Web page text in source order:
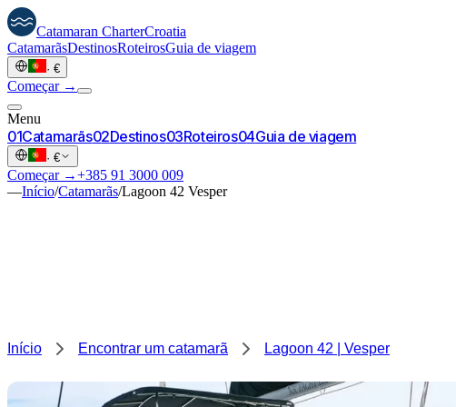
Catamaran CharterCroatia
CatamarãsDestinosRoteirosGuia de viagem
· €
Começar →
Menu
01Catamarãs02Destinos03Roteiros04Guia de viagem
· €
Começar →+385 91 3000 009
—Início/Catamarãs/Lagoon 42 Vesper
Início Encontrar um catamarã Lagoon 42 | Vesper